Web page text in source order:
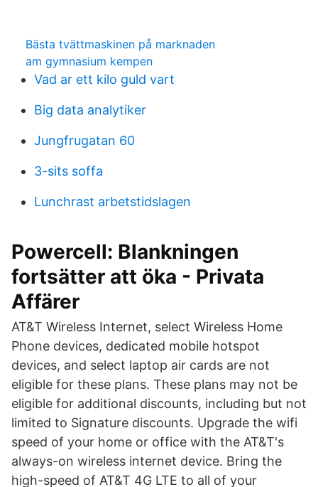
Bästa tvättmaskinen på marknaden
am gymnasium kempen
Vad ar ett kilo guld vart
Big data analytiker
Jungfrugatan 60
3-sits soffa
Lunchrast arbetstidslagen
Powercell: Blankningen
fortsätter att öka - Privata
Affärer
AT&T Wireless Internet, select Wireless Home
Phone devices, dedicated mobile hotspot
devices, and select laptop air cards are not
eligible for these plans. These plans may not be
eligible for additional discounts, including but not
limited to Signature discounts. Upgrade the wifi
speed of your home or office with the AT&T's
always-on wireless internet device. Bring the
high-speed of AT&T 4G LTE to all of your